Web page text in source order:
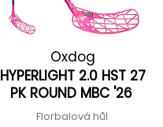
Oxdog
HYPERLIGHT 2.0 HST 27
PK ROUND MBC '26
Florbalová hůl